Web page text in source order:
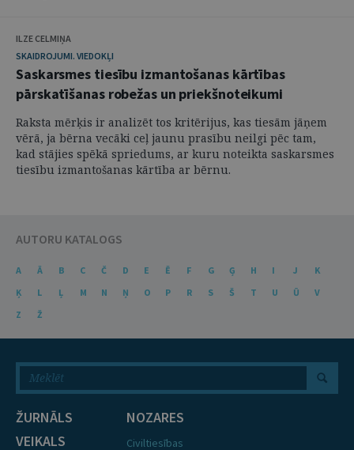
ILZE CELMIŅA
SKAIDROJUMI. VIEDOKĻI
Saskarsmes tiesību izmantošanas kārtības
pārskatīšanas robežas un priekšnoteikumi
Raksta mērķis ir analizēt tos kritērijus, kas tiesām jāņem
vērā, ja bērna vecāki ceļ jaunu prasību neilgi pēc tam,
kad stājies spēkā spriedums, ar kuru noteikta saskarsmes
tiesību izmantošanas kārtība ar bērnu.
AUTORU KATALOGS
A Ā B C Č D E Ē F G Ģ H I J
K
Ķ
L Ļ M N Ņ O P R S Š T U Ū
V
Z
Ž
ŽURNĀLS
VEIKALS
NOZARES
Civiltiesības